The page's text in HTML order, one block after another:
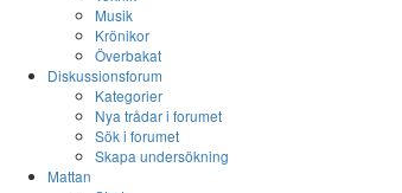
Musik
Krönikor
Överbakat
Diskussionsforum
Kategorier
Nya trådar i forumet
Sök i forumet
Skapa undersökning
Mattan